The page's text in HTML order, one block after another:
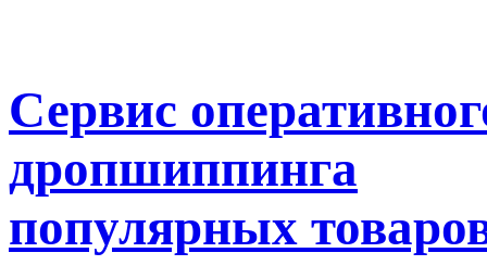
Сервис
дропшиппинга
популярных